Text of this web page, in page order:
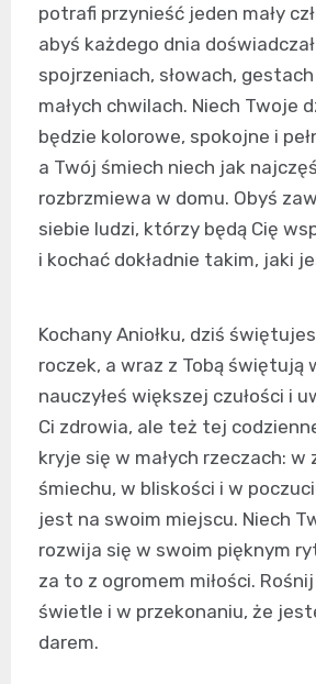
potrafi przynieść jeden mały
abyś każdego dnia
spojrzeniach, słowach,
małych chwilach. Niech Twoje
będzie kolorowe, spokojne i
a Twój śmiech niech jak
rozbrzmiewa w domu. Obyś
siebie ludzi, którzy będą Cię
i kochać dokładnie takim, jaki
Kochany Aniołku, dziś
roczek, a wraz z Tobą świętują
nauczyłeś większej czułości i
Ci zdrowia, ale też tej
kryje się w małych rzeczach: w
śmiechu, w bliskości i w
jest na swoim miejscu. Niech
rozwija się w swoim pięknym
za to z ogromem miłości.
świetle i w przekonaniu, że
darem.